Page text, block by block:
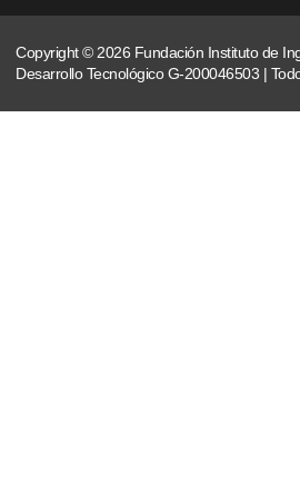
Copyright © 2026 Fundación Instituto de
Desarrollo Tecnológico G-200046503 |